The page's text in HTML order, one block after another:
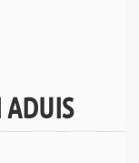
ADUIS